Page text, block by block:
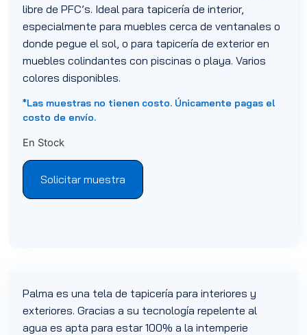
libre de PFC’s. Ideal para tapicería de interior,
especialmente para muebles cerca de ventanales o
donde pegue el sol, o para tapicería de exterior en
muebles colindantes con piscinas o playa. Varios
colores disponibles.
*Las muestras no tienen costo. Únicamente pagas el
costo de envío.
En Stock
Solicitar muestra
Palma es una tela de tapicería para interiores y
exteriores. Gracias a su tecnología repelente al
agua es apta para estar 100% a la intemperie